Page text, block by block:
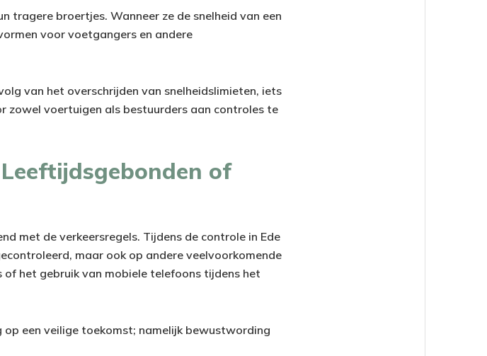
tragere broertjes. Wanneer ze de snelheid van een
voor voetgangers en andere
van het overschrijden van snelheidslimieten, iets
zowel voertuigen als bestuurders aan controles te
of
met de verkeersregels. Tijdens de controle in Ede
maar ook op andere veelvoorkomende
het gebruik van mobiele telefoons tijdens het
een veilige toekomst; namelijk bewustwording